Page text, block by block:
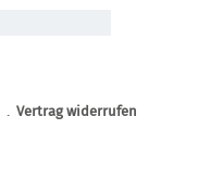
Vertrag widerrufen